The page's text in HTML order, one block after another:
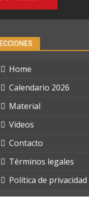
Home
Calendario 2026
Material
Vídeos
Contacto
Términos legales
Política de privacidad